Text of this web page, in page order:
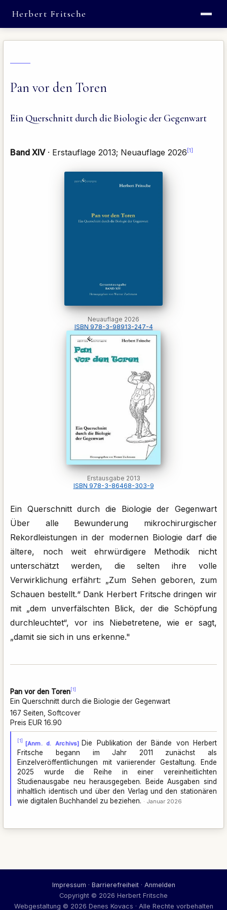
Herbert Fritsche
Pan vor den Toren
Ein Querschnitt durch die Biologie der Gegenwart
Band XIV· Erstauflage 2013; Neuauflage 2026[1]
Neuauflage 2026
ISBN 978-3-98913-247-4
Erstausgabe 2013
ISBN 978-3-86468-303-9
Ein Querschnitt durch die Biologie der Gegenwart
Über alle Bewunderung mikrochirurgischer
Rekordleistungen in der modernen Biologie darf die
ältere, noch weit ehrwürdigere Methodik nicht
unterschätzt werden, die selten ihre volle
Verwirklichung erfährt: „Zum Sehen geboren, zum
Schauen bestellt.“ Dank Herbert Fritsche dringen wir
mit „dem unverfälschten Blick, der die Schöpfung
durchleuchtet“, vor ins Niebetretene, wie er sagt,
„damit sie sich in uns erkenne."
Pan vor den Toren[1]
Ein Querschnitt durch die Biologie der Gegenwart
167 Seiten, Softcover
Preis EUR 16.90
[1] [Anm. d. Archivs] Die Publikation der Bände von Herbert
Fritsche begann im Jahr 2011 zunächst als
Einzelveröffentlichungen mit variierender Gestaltung. Ende
2025 wurde die Reihe in einer vereinheitlichten
Studienausgabe neu herausgegeben. Beide Ausgaben sind
inhaltlich identisch und über den Verlag und den stationären
wie digitalen Buchhandel zu beziehen.
Januar 2026
Impressum · Barrierefreiheit· Anmelden
Copyright © 2026 Herbert Fritsche
Webgestaltung © 2026 Denes Kovacs · Alle Rechte vorbehalten